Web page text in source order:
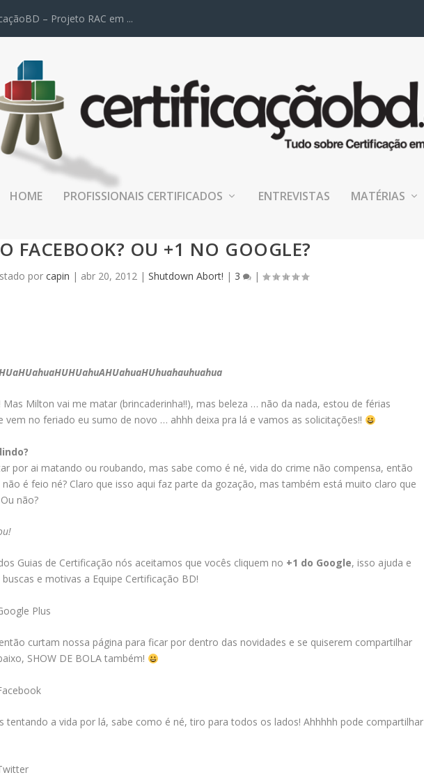
– Projeto RAC em ...
HOME PROFISSIONAIS CERTIFICADOS ENTREVISTAS MATÉRIAS
FACEBOOK? OU +1 NO GOOGLE?
por capin | abr 20, 2012| Shutdown Abort! | 3 |
Mas Milton vai me matar (brincaderinha!!), mas beleza … não da nada, estou de férias
no feriado eu sumo de novo … ahhh deixa pra lá e vamos as solicitações!!
por ai matando ou roubando, mas sabe como é né, vida do crime não compensa, então
é feio né? Claro que isso aqui faz parte da gozação, mas também está muito claro que
não?
Guias de Certificação nós aceitamos que vocês cliquem no +1 do Google, isso ajuda e
e motivas a Equipe Certificação BD!
curtam nossa página para ficar por dentro das novidades e se quiserem compartilhar
SHOW DE BOLA também!
tentando a vida por lá, sabe como é né, tiro para todos os lados! Ahhhhh pode compartilhar